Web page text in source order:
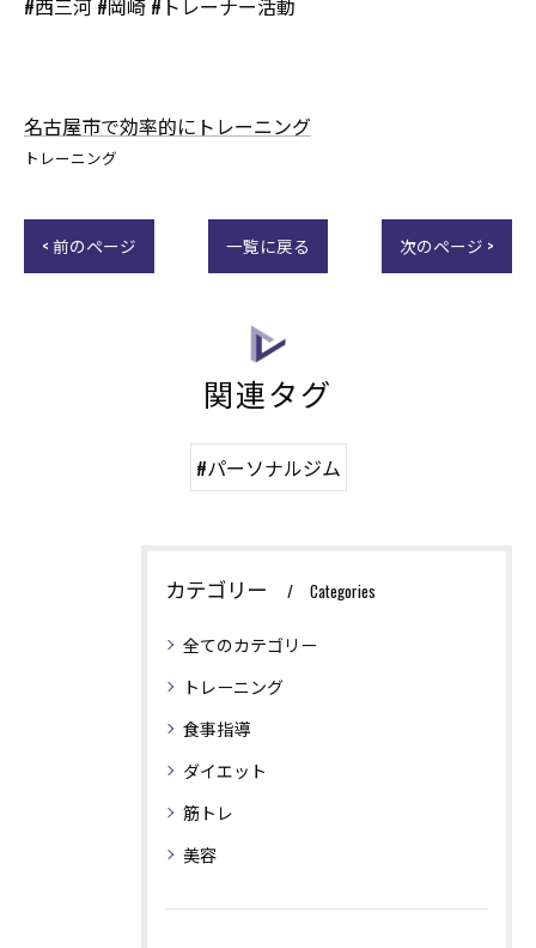
#西三河 #岡崎 #トレーナー活動
名古屋市で効率的にトレーニング
トレーニング
< 前のページ 一覧に戻る 次のページ >
関連タグ
#パーソナルジム
カテゴリー Categories
全てのカテゴリー
トレーニング
食事指導
ダイエット
筋トレ
美容